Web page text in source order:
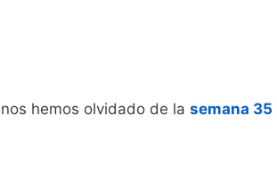
hemos olvidado de la semana 35